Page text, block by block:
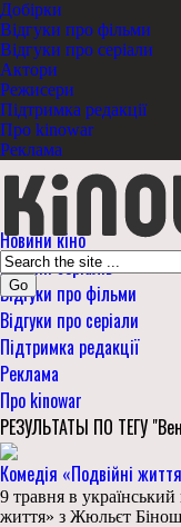
Добірки
Відгуки про фільми
Відгуки про серіали
Актори
Режисери
Підтримка редакції
Про kinowar
Реклама
Go
Новини кіно
Новини серіалів
Відгуки про фільми
Відгуки про серіали
Підтримка редакції
Реклама
Про kinowar
РЕЗУЛЬТАТЫ ПО ТЕГУ
Комедія «Подвійні
9 травня в український
життя» з Жюльєт